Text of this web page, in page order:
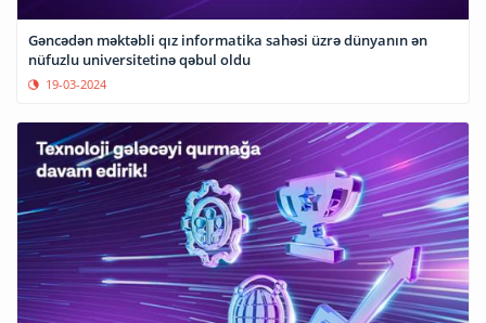
Gəncədən məktəbli qız informatika sahəsi üzrə dünyanın ən
nüfuzlu universitetinə qəbul oldu
19-03-2024